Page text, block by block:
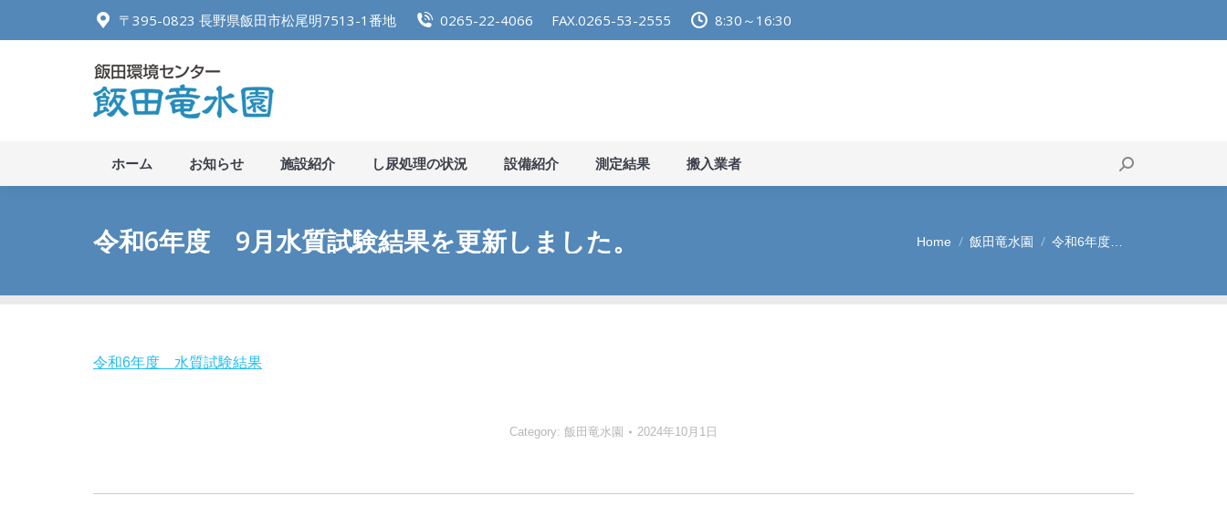
〒395-0823 長野県飯田市松尾明7513-1番地 0265-22-4066 FAX.0265-53-2555 8:30～16:30
ホーム お知らせ 施設紹介 し尿処理の状況 設備紹介 測定結果 搬入業者 Search:
令和6年度 9月水質試験結果を更新しました。 You are here:
Home 飯田竜水園 令和6年度…
令和6年度 水質試験結果
Category: 飯田竜水園 2024年10月1日
ホーム お知らせ 施設紹介 し尿処理の状況 設備紹介 測定結果